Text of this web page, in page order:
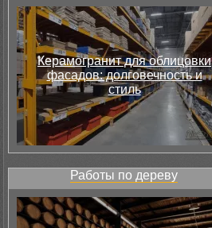
Керамогранит для облицовки
фасадов: долговечность и
стиль
Работы по дереву